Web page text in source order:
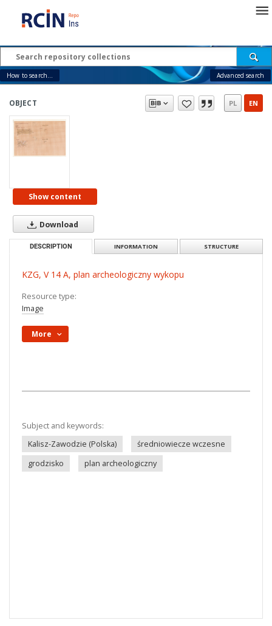
How to search... Advanced search
OBJECT PL EN
Show content
Download
DESCRIPTION INFORMATION STRUCTURE
KZG, V 14 A, plan archeologiczny wykopu
Resource type:
Image
More
Subject and keywords:
Kalisz-Zawodzie (Polska)
średniowiecze wczesne
grodzisko
plan archeologiczny